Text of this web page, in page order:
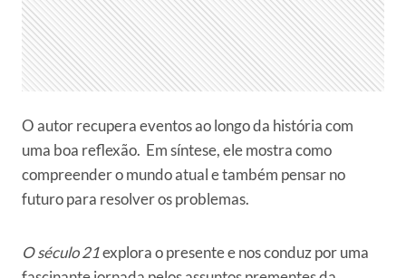
O autor recupera eventos ao longo da história com
uma boa reflexão. Em síntese, ele mostra como
compreender o mundo atual e também pensar no
futuro para resolver os problemas.
O século 21explora o presente e nos conduz por uma